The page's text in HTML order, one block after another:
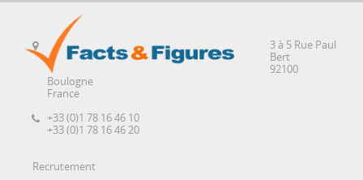
3 à 5 Rue Paul
Bert
92100
Boulogne
France
+33 (0)1 78 16 46 10
+33 (0)1 78 16 46 20
Recrutement